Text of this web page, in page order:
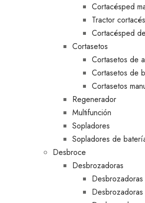
Cortacésped
Tractor
Cortacésped
Cortasetos
Cortasetos de
Cortasetos de
Cortasetos
Regenerador
Multifunción
Sopladores
Sopladores de
Desbroce
Desbrozadoras
Desbrozadoras